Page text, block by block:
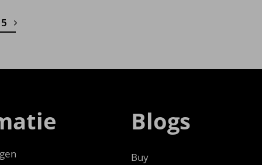
Blogs
Buy